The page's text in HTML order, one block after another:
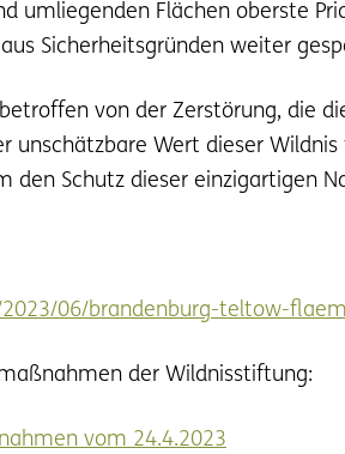
umliegenden Flächen oberste
Sicherheitsgründen weiter
von der Zerstörung, die
unschätzbare Wert dieser
Schutz dieser einzigartigen
06/brandenburg-teltow-
der Wildnisstiftung:
vom 24.4.2023